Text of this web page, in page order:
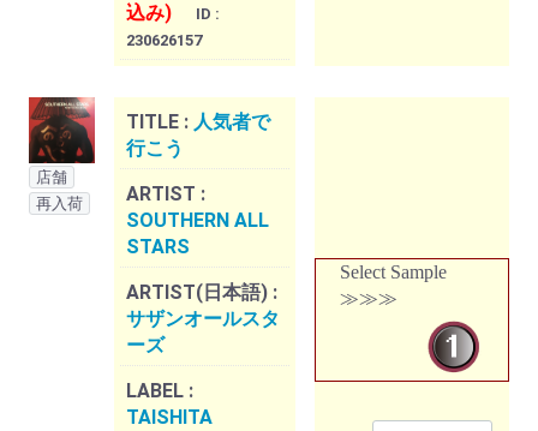
込み)
ID :
230626157
店舗
再入荷
TITLE : 人気者で
行こう
ARTIST :
SOUTHERN ALL
STARS
ARTIST(日本語) :
サザンオールスタ
ーズ
LABEL :
TAISHITA
Select Sample
≫≫≫